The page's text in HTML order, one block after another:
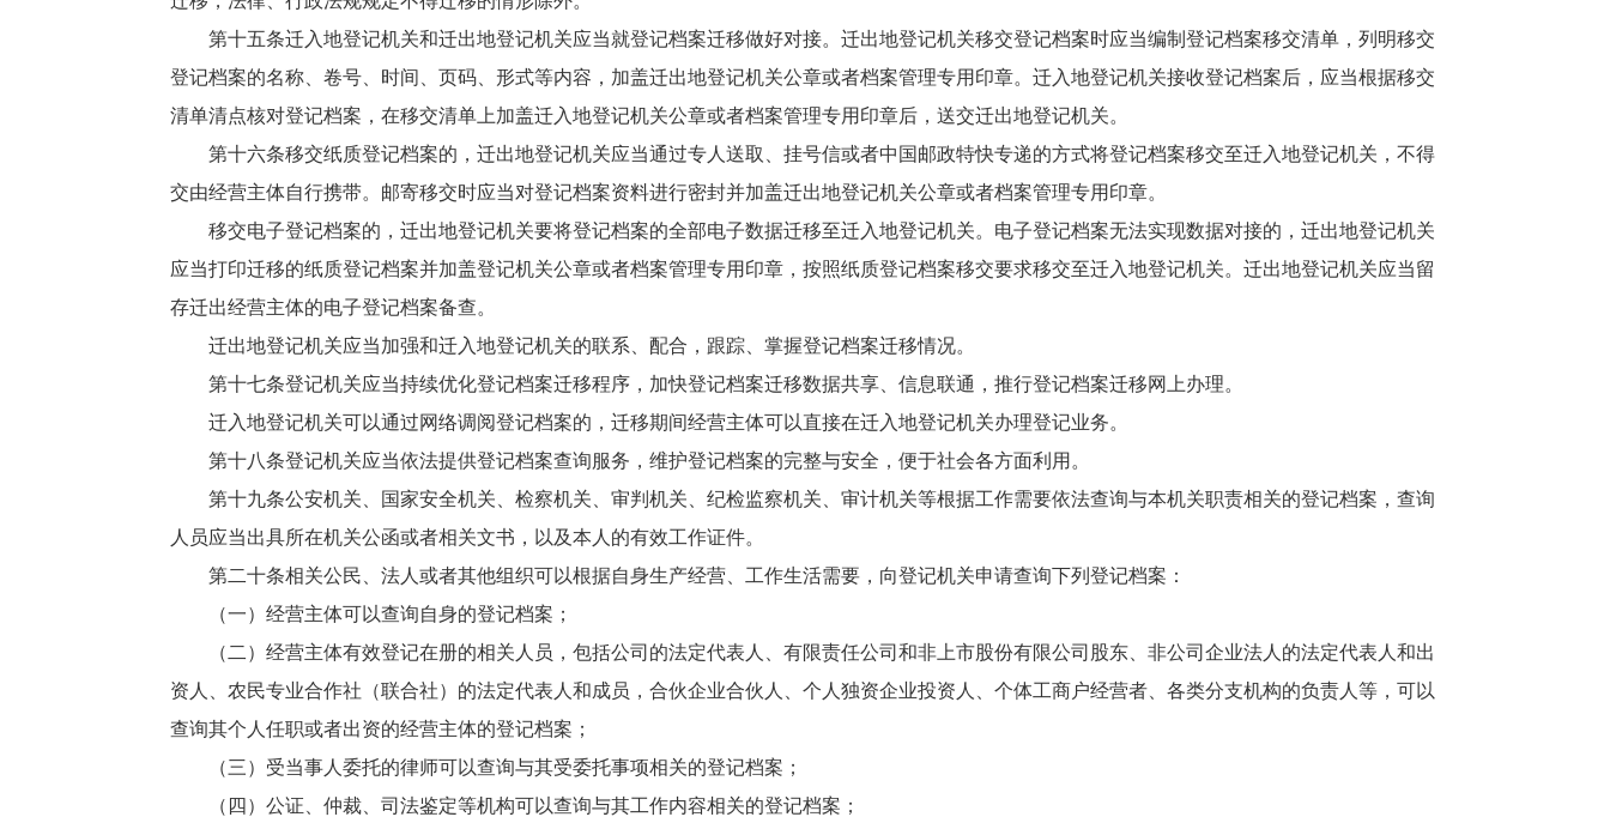
第十五条迁入地登记机关和迁出地登记机关应当就登记档案迁移做好对接。迁出地登记机关移交登记档案时应当编制登记档案移交清单，列明移交
登记档案的名称、卷号、时间、页码、形式等内容，加盖迁出地登记机关公章或者档案管理专用印章。迁入地登记机关接收登记档案后，应当根据移交
清单清点核对登记档案，在移交清单上加盖迁入地登记机关公章或者档案管理专用印章后，送交迁出地登记机关。
第十六条移交纸质登记档案的，迁出地登记机关应当通过专人送取、挂号信或者中国邮政特快专递的方式将登记档案移交至迁入地登记机关，不得
交由经营主体自行携带。邮寄移交时应当对登记档案资料进行密封并加盖迁出地登记机关公章或者档案管理专用印章。
移交电子登记档案的，迁出地登记机关要将登记档案的全部电子数据迁移至迁入地登记机关。电子登记档案无法实现数据对接的，迁出地登记机关
应当打印迁移的纸质登记档案并加盖登记机关公章或者档案管理专用印章，按照纸质登记档案移交要求移交至迁入地登记机关。迁出地登记机关应当留
存迁出经营主体的电子登记档案备查。
迁出地登记机关应当加强和迁入地登记机关的联系、配合，跟踪、掌握登记档案迁移情况。
第十七条登记机关应当持续优化登记档案迁移程序，加快登记档案迁移数据共享、信息联通，推行登记档案迁移网上办理。
迁入地登记机关可以通过网络调阅登记档案的，迁移期间经营主体可以直接在迁入地登记机关办理登记业务。
第十八条登记机关应当依法提供登记档案查询服务，维护登记档案的完整与安全，便于社会各方面利用。
第十九条公安机关、国家安全机关、检察机关、审判机关、纪检监察机关、审计机关等根据工作需要依法查询与本机关职责相关的登记档案，查询
人员应当出具所在机关公函或者相关文书，以及本人的有效工作证件。
第二十条相关公民、法人或者其他组织可以根据自身生产经营、工作生活需要，向登记机关申请查询下列登记档案：
（一）经营主体可以查询自身的登记档案；
（二）经营主体有效登记在册的相关人员，包括公司的法定代表人、有限责任公司和非上市股份有限公司股东、非公司企业法人的法定代表人和出
资人、农民专业合作社（联合社）的法定代表人和成员，合伙企业合伙人、个人独资企业投资人、个体工商户经营者、各类分支机构的负责人等，可以
查询其个人任职或者出资的经营主体的登记档案；
（三）受当事人委托的律师可以查询与其受委托事项相关的登记档案；
（四）公证、仲裁、司法鉴定等机构可以查询与其工作内容相关的登记档案；